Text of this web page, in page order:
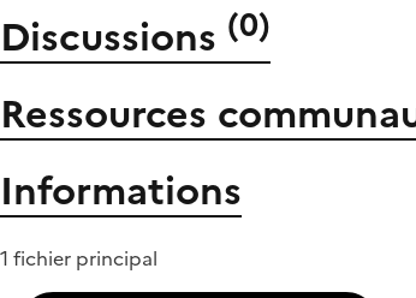
Discussions (0)
Ressources
Informations
1 fichier principal